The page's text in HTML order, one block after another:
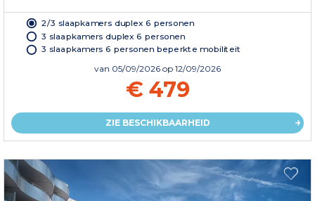
2/3 slaapkamers duplex 6 personen
3 slaapkamers duplex 6 personen
3 slaapkamers 6 personen beperkte mobiliteit
van 05/09/2026 op 12/09/2026
€ 479
ZIE BESCHIKBAARHEID